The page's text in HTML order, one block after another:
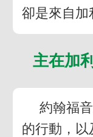
卻是來自加
主在加
約翰福
的行動，以